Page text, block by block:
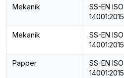
Mekanik
SS-EN ISO
14001:2015
Mekanik
SS-EN ISO
14001:2015
Papper
SS-EN ISO
14001:2015